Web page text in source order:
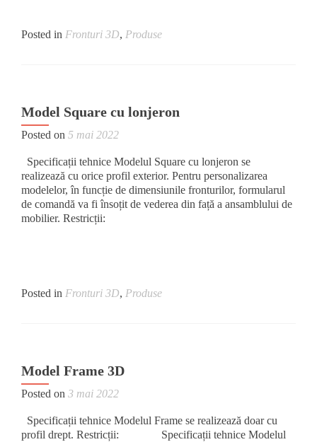
Posted in Fronturi 3D, Produse
Model Square cu lonjeron
Posted on 5 mai 2022
Specificații tehnice Modelul Square cu lonjeron se
realizează cu orice profil exterior. Pentru personalizarea
modelelor, în funcție de dimensiunile fronturilor, formularul
de comandă va fi însoțit de vederea din față a ansamblului de
mobilier. Restricții:
Posted in Fronturi 3D, Produse
Model Frame 3D
Posted on 3 mai 2022
Specificații tehnice Modelul Frame se realizează doar cu
profil drept. Restricții: Specificații tehnice Modelul